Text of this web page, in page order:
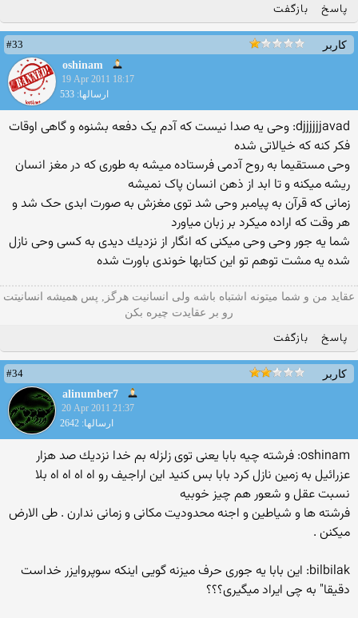
پاسخ بازگفت
کاربر
#33
oshinam
19 Apr 2011 18:17
ارسالها: 533
djjjjjjavad: وحی یه صدا نیست که آدم یک دفعه بشنوه و گاهی اوقات
فکر کنه که خیالاتی شده
وحی مستقیما به روح آدمی فرستاده میشه به طوری که در مغز انسان
ریشه میکنه و تا ابد از ذهن انسان پاک نمیشه
زمانی که قرآن به پیامبر وحی شد توی مغزش به صورت ابدی حک شد و
هر وقت که اراده میکرد بر زبان میاورد
شما یه جور وحی وحی میكنی كه انگار از نزدیك دیدی به كسی وحی نازل
شده یه مشت توهم تو این كتابها خوندی باورت شده
عقاید من و شما میتونه اشتباه باشه ولی انسانیت هرگز, پس همیشه انسانیتت
رو بر عقایدت چیره بکن
پاسخ بازگفت
کاربر
#34
alinumber7
20 Apr 2011 21:37
ارسالها: 2642
oshinam: فرشته چیه بابا یعنی توی زلزله بم خدا نزدیك صد هزار
عزرائیل به زمین نازل كرد بابا بس كنید این اراجیف رو اه اه اه اه بلا
نسبت عقل و شعور هم چیز خوبیه
فرشته ها و شیاطین و اجنه محدودیت مكانی و زمانی ندارن . طی الارض
میكنن .
bilbilak: این بابا یه جوری حرف میزنه گویی اینكه سوپروایزر خداست
دقیقا" به چی ایراد میگیری؟؟؟